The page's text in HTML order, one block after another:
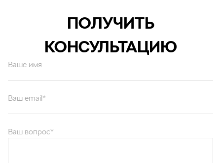
ПОЛУЧИТЬ
КОНСУЛЬТАЦИЮ
Ваше имя
персональных данных